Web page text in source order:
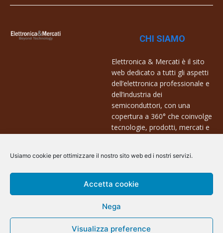
Usiamo cookie per ottimizzare il nostro sito web ed i nostri servizi.
Accetta cookie
Nega
Visualizza preference
CHI SIAMO
Elettronica & Mercati è il sito
web dedicato a tutti gli aspetti
dell’elettronica professionale e
dell’industria dei
semiconduttori, con una
copertura a 360° che coinvolge
tecnologie, prodotti, mercati e
Contatti:
info@arscommunication.it
@ArsCommunication 2023